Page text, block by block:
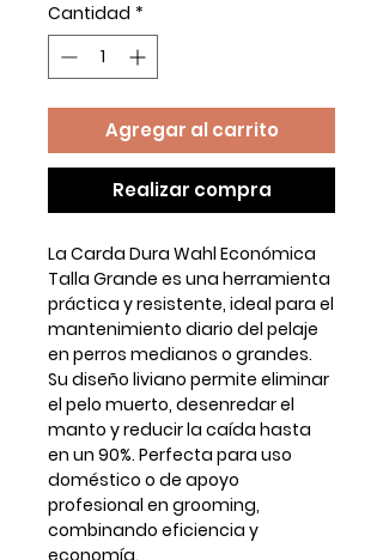
Cantidad *
Agregar al carrito
Realizar compra
La Carda Dura Wahl Económica
Talla Grande es una herramienta
práctica y resistente, ideal para el
mantenimiento diario del pelaje
en perros medianos o grandes.
Su diseño liviano permite eliminar
el pelo muerto, desenredar el
manto y reducir la caída hasta
en un 90%. Perfecta para uso
doméstico o de apoyo
profesional en grooming,
combinando eficiencia y